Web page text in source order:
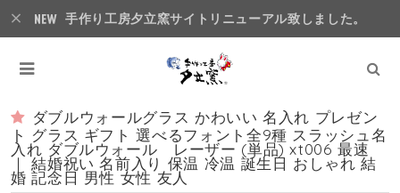
手作り工房夕立窯サイトリニューアル致しました。
ダブルウォールグラス かわいい 名入れ プレゼン
ト グラス ギフト 選べるフォント全9種 スラッシュ名
入れ ダブルウォール レーザー (単品) xt006 最速
｜ 結婚祝い 名前入り 保温 冷温 誕生日 おしゃれ 結
婚 記念日 男性 女性 友人